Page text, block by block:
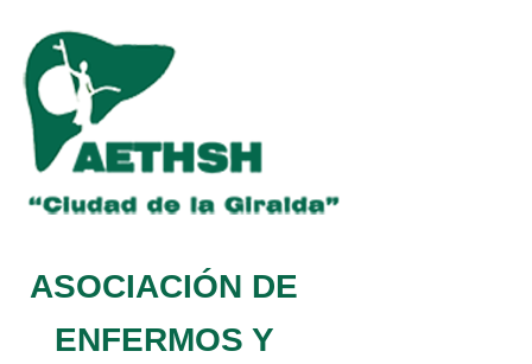
ASOCIACIÓN DE
ENFERMOS Y